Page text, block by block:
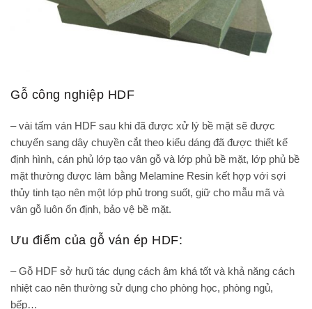
Gỗ công nghiệp HDF
– vài tấm ván HDF sau khi đã được xử lý bề mặt sẽ được
chuyển sang dây chuyền cắt theo kiểu dáng đã được thiết kế
định hình, cán phủ lớp tạo vân gỗ và lớp phủ bề mặt, lớp phủ bề
mặt thường được làm bằng Melamine Resin kết hợp với sợi
thủy tinh tạo nên một lớp phủ trong suốt, giữ cho mẫu mã và
vân gỗ luôn ổn định, bảo vệ bề mặt.
Ưu điểm của gỗ ván ép HDF:
– Gỗ HDF sở hưũ tác dụng cách âm khá tốt và khả năng cách
nhiệt cao nên thường sử dụng cho phòng học, phòng ngủ,
bếp…